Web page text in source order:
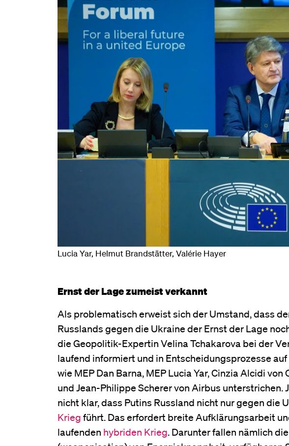
Lucia Yar, Helmut Brandstätter, Valérie Hayer
Ernst der Lage zumeist verkannt
Als problematisch erweist sich der Umstand, dass
Russlands gegen die Ukraine der Ernst der Lage
die Geopolitik-Expertin Velina Tchakarova bei der
laufend informiert und in Entscheidungsprozesse
wie MEP Dan Barna, MEP Lucia Yar, Cinzia Alcidi
und Jean-Philippe Scherer von Airbus unterstrichen.
nicht klar, dass Putins Russland nicht nur gegen die
Kriegführt. Das erfordert breite Aufklärungsarbeit
laufenden hybriden Krieg. Darunter fallen nämlich